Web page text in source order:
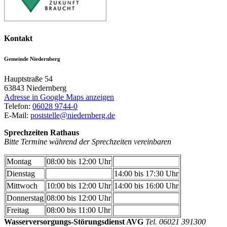
Kontakt
Gemeinde Niedernberg
Hauptstraße 54
63843 Niedernberg
Adresse in Google Maps anzeigen
Telefon: 06028 9744-0
E-Mail: poststelle@niedernberg.de
Sprechzeiten Rathaus
Bitte Termine während der Sprechzeiten vereinbaren
Montag
08:00 bis 12:00 Uhr
Dienstag
14:00 bis 17:30 Uhr
Mittwoch
10:00 bis 12:00 Uhr 14:00 bis 16:00 Uhr
Donnerstag 08:00 bis 12:00 Uhr
Freitag
08:00 bis 11:00 Uhr
Wasserversorgungs-Störungsdienst AVG Tel. 06021 391300